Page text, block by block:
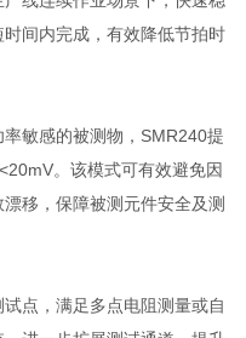
间内完成，有效降低节拍时
敏感的被测物，SMR240提
。该模式可有效避免因
移，保障被测元件安全及测
点，满足多点电阻测量或自